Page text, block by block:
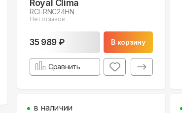
Royal Clima
RCI-RNC24HN
Нет отзывов
35 989 ₽ В корзину
Сравнить
в наличии